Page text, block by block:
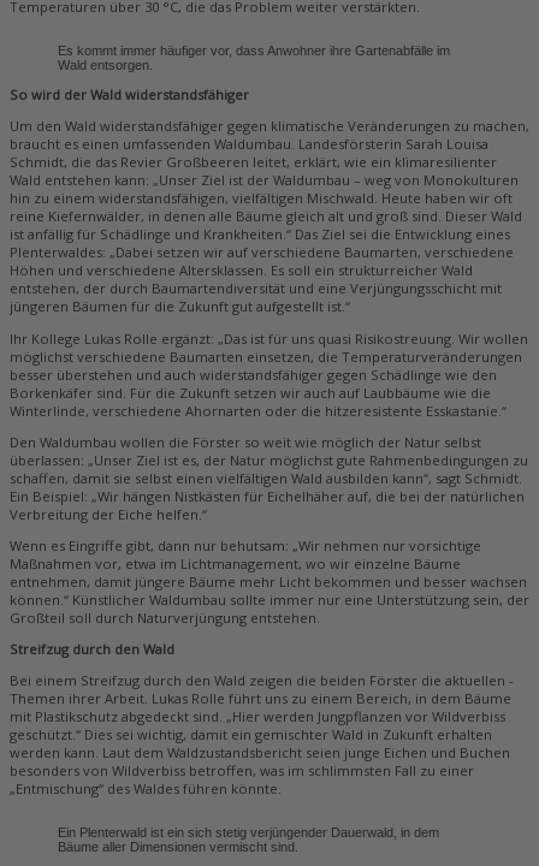
Temperaturen über 30 °C, die das Problem weiter verstärkten.
Es kommt immer häufiger vor, dass Anwohner ihre Gartenabfälle im
Wald entsorgen.
So wird der Wald widerstandsfähiger
Um den Wald widerstandsfähiger gegen klimatische Veränderungen zu machen,
braucht es einen umfassenden Waldumbau. Landesförsterin Sarah Louisa
Schmidt, die das Revier Großbeeren leitet, erklärt, wie ein klimaresilienter
Wald entstehen kann: „Unser Ziel ist der Waldumbau – weg von Monokulturen
hin zu einem widerstandsfähigen, vielfältigen Mischwald. Heute haben wir oft
reine Kiefernwälder, in denen alle Bäume gleich alt und groß sind. Dieser Wald
ist anfällig für Schädlinge und Krankheiten.“ Das Ziel sei die Entwicklung eines
Plenterwaldes: „Dabei setzen wir auf verschiedene Baumarten, verschiedene
Höhen und verschiedene Altersklassen. Es soll ein strukturreicher Wald
entstehen, der durch Baumartendiversität und eine Verjüngungsschicht mit
jüngeren Bäumen für die Zukunft gut aufgestellt ist.“
Ihr Kollege Lukas Rolle ergänzt: „Das ist für uns quasi Risikostreuung. Wir wollen
möglichst verschiedene Baumarten einsetzen, die Temperaturveränderungen
besser überstehen und auch widerstandsfähiger gegen Schädlinge wie den
Borkenkäfer sind. Für die Zukunft setzen wir auch auf Laubbäume wie die
Winterlinde, verschiedene Ahornarten oder die hitzeresistente Esskastanie.“
Den Waldumbau wollen die Förster so weit wie möglich der Natur selbst
überlassen: „Unser Ziel ist es, der Natur möglichst gute Rahmenbedingungen zu
schaffen, damit sie selbst einen vielfältigen Wald ausbilden kann“, sagt Schmidt.
Ein Beispiel: „Wir hängen Nistkästen für Eichelhäher auf, die bei der natürlichen
Verbreitung der Eiche helfen.“
Wenn es Eingriffe gibt, dann nur behutsam: „Wir nehmen nur vorsichtige
Maßnahmen vor, etwa im Lichtmanagement, wo wir einzelne Bäume
entnehmen, damit jüngere Bäume mehr Licht bekommen und besser wachsen
können.“ Künstlicher Waldumbau sollte immer nur eine Unterstützung sein, der
Großteil soll durch Naturverjüngung entstehen.
Streifzug durch den Wald
Bei einem Streifzug durch den Wald zeigen die beiden Förster die aktuellen ­
Themen ihrer Arbeit. Lukas Rolle führt uns zu einem Bereich, in dem Bäume
mit Plastikschutz abgedeckt sind. „Hier werden Jungpflanzen vor Wildverbiss
geschützt.“ Dies sei wichtig, damit ein gemischter Wald in Zukunft erhalten
werden kann. Laut dem Waldzustandsbericht seien junge Eichen und Buchen
besonders von Wildverbiss betroffen, was im schlimmsten Fall zu einer
„Entmischung“ des Waldes führen könnte.
Ein Plenterwald ist ein sich stetig verjüngender Dauerwald, in dem
Bäume aller Dimensionen vermischt sind.